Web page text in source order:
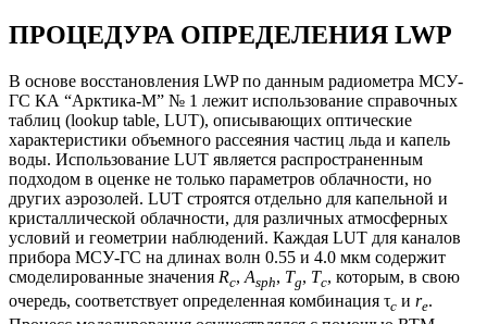
ПРОЦЕДУРА ОПРЕДЕЛЕНИЯ LWP
В основе восстановления LWP по данным радиометра МСУ-
ГС КА “Арктика-М” № 1 лежит использование справочных
таблиц (lookup table, LUT), описывающих оптические
характеристики объемного рассеяния частиц льда и капель
воды. Использование LUT является распространенным
подходом в оценке не только параметров облачности, но
других аэрозолей. LUT строятся отдельно для капельной и
кристаллической облачности, для различных атмосферных
условий и геометрии наблюдений. Каждая LUT для каналов
прибора МСУ-ГС на длинах волн 0.55 и 4.0 мкм содержит
смоделированные значения Rc, Asph, Tg, Tc, которым, в свою
очередь, соответствует определенная комбинация τс и re.